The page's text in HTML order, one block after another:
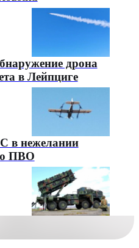
дрона
в Лейпциге
в нежелании
ПВО